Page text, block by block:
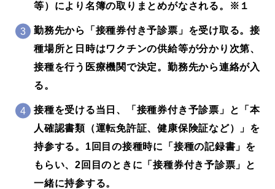
等）により名簿の取りまとめがなされる。※１
勤務先から「接種券付き予診票」を受け取る。接
種場所と日時はワクチンの供給等が分かり次第、
接種を行う医療機関で決定。勤務先から連絡が入
る。
接種を受ける当日、「接種券付き予診票」と「本
人確認書類（運転免許証、健康保険証など）」を
持参する。1回目の接種時に「接種の記録書」を
もらい、2回目のときに「接種券付き予診票」と
一緒に持参する。